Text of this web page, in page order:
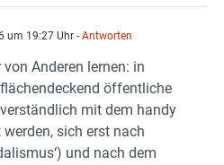
um 19:27 Uhr - Antworten
Anderen lernen: in
öffentliche
mit dem handy
sich erst nach
und nach dem